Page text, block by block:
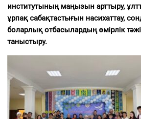
институтының маңызын арттыру,
ұрпақ сабақтастығын насихаттау,
боларлық отбасылардың өмірлік
таныстыру.